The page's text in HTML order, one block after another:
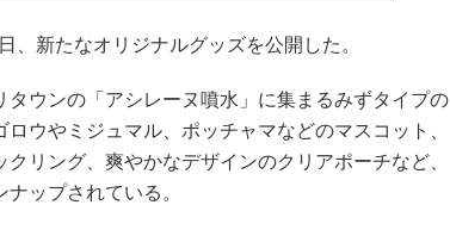
新たなオリジナルグッズを公開した。
ウンの「アシレーヌ噴水」に集まるみずタイプの
ウやミジュマル、ポッチャマなどのマスコット、
リング、爽やかなデザインのクリアポーチなど、
ップされている。